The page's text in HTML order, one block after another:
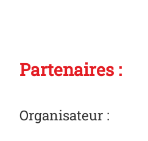
Partenaires :
Organisateur :